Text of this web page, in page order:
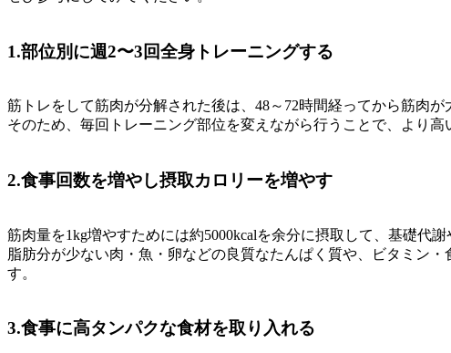
1.部位別に週2〜3回全身トレーニングする
筋トレをして筋肉が分解された後は、48～72時間経ってから筋肉
そのため、毎回トレーニング部位を変えながら行うことで、より高
2.食事回数を増やし摂取カロリーを増やす
筋肉量を1kg増やすためには約5000kcalを余分に摂取して、基礎代
脂肪分が少ない肉・魚・卵などの良質なたんぱく質や、ビタミン
す。
3.食事に高タンパクな食材を取り入れる